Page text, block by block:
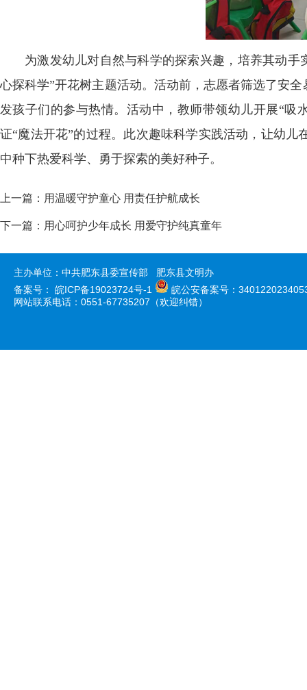
为激发幼儿对自然与科学的探索兴趣，培养其动
心探科学”开花树主题活动。活动前，志愿者筛选了安
发孩子们的参与热情。活动中，教师带领幼儿开展“吸
证“魔法开花”的过程。此次趣味科学实践活动，让幼
中种下热爱科学、勇于探索的美好种子。
上一篇： 用温暖守护童心 用责任护航成长
下一篇： 用心呵护少年成长 用爱守护纯真童年
主办单位：中共肥东县委宣传部 肥东县文明办
备案号： 皖ICP备19023724号-1
皖公安备案号：
网站联系电话：0551-67735207（欢迎纠错）